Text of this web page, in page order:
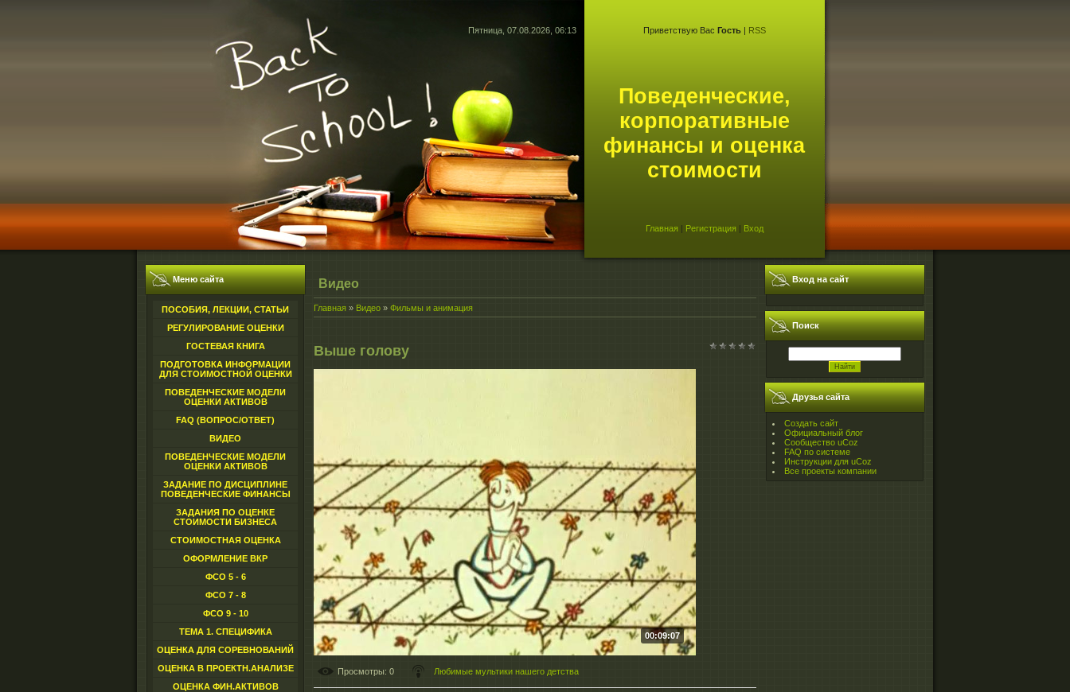
Пятница, 07.08.2026, 06:13 Приветствую Вас Гость| RSS
Поведенческие,
корпоративные
финансы и оценка
стоимости
Главная | Регистрация | Вход
Меню сайта
ПОСОБИЯ, ЛЕКЦИИ, СТАТЬИ
РЕГУЛИРОВАНИЕ ОЦЕНКИ
ГОСТЕВАЯ КНИГА
ПОДГОТОВКА ИНФОРМАЦИИ
ДЛЯ СТОИМОСТНОЙ ОЦЕНКИ
ПОВЕДЕНЧЕСКИЕ МОДЕЛИ
ОЦЕНКИ АКТИВОВ
FAQ (ВОПРОС/ОТВЕТ)
ВИДЕО
ПОВЕДЕНЧЕСКИЕ МОДЕЛИ
ОЦЕНКИ АКТИВОВ
ЗАДАНИЕ ПО ДИСЦИПЛИНЕ
ПОВЕДЕНЧЕСКИЕ ФИНАНСЫ
ЗАДАНИЯ ПО ОЦЕНКЕ
СТОИМОСТИ БИЗНЕСА
СТОИМОСТНАЯ ОЦЕНКА
ОФОРМЛЕНИЕ ВКР
ФСО 5 - 6
ФСО 7 - 8
ФСО 9 - 10
ТЕМА 1. СПЕЦИФИКА
ОЦЕНКА ДЛЯ СОРЕВНОВАНИЙ
ОЦЕНКА В ПРОЕКТН.АНАЛИЗЕ
ОЦЕНКА ФИН.АКТИВОВ
Видео
Главная » Видео » Фильмы и анимация
Выше голову
00:09:07
Просмотры: 0 Любимые мультики нашего детства
Вход на сайт
Поиск
Друзья сайта
Создать сайт
Официальный блог
Сообщество uCoz
FAQ по системе
Инструкции для uCoz
Все проекты компании